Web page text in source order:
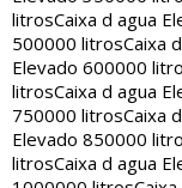
litrosCaixa d agua
500000 litrosCaixa
Elevado 600000
litrosCaixa d agua
750000 litrosCaixa
Elevado 850000
litrosCaixa d agua